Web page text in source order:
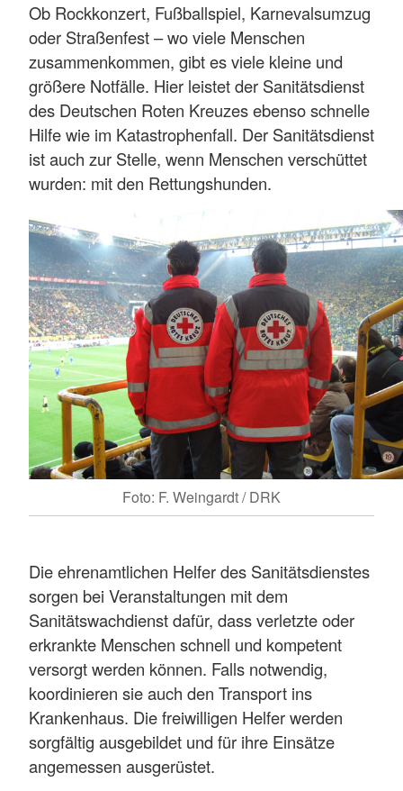
Ob Rockkonzert, Fußballspiel, Karnevalsumzug
oder Straßenfest – wo viele Menschen
zusammenkommen, gibt es viele kleine und
größere Notfälle. Hier leistet der Sanitätsdienst
des Deutschen Roten Kreuzes ebenso schnelle
Hilfe wie im Katastrophenfall. Der Sanitätsdienst
ist auch zur Stelle, wenn Menschen verschüttet
wurden: mit den Rettungshunden.
Foto: F. Weingardt / DRK
Die ehrenamtlichen Helfer des Sanitätsdienstes
sorgen bei Veranstaltungen mit dem
Sanitätswachdienst dafür, dass verletzte oder
erkrankte Menschen schnell und kompetent
versorgt werden können. Falls notwendig,
koordinieren sie auch den Transport ins
Krankenhaus. Die freiwilligen Helfer werden
sorgfältig ausgebildet und für ihre Einsätze
angemessen ausgerüstet.